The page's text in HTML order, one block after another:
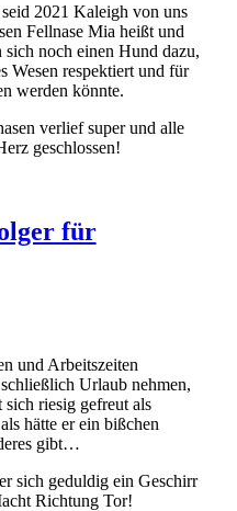
2021 Kaleigh von uns
Fellnase Mia heißt und
noch einen Hund dazu,
Wesen respektiert und für
werden könnte.
verlief super und alle
geschlossen!
für
und Arbeitszeiten
Urlaub nehmen,
sich riesig gefreut als
hätte er ein bißchen
gibt…
sich geduldig ein Geschirr
Richtung Tor!